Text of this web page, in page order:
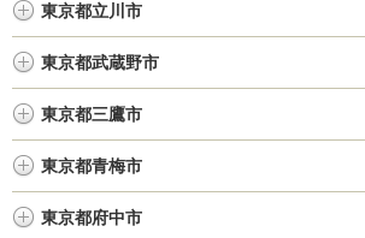
東京都立川市
東京都武蔵野市
東京都三鷹市
東京都青梅市
東京都府中市